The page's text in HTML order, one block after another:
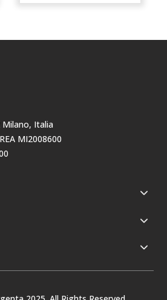
Milano, Italia
MI2008600